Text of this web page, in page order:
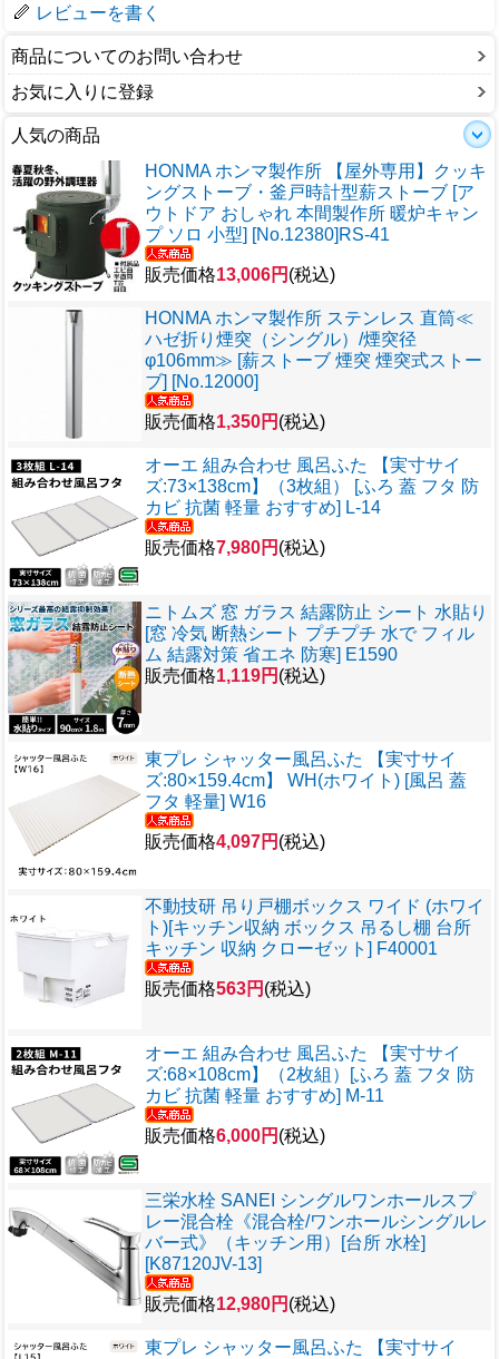
レビューを書く
商品についてのお問い合わせ
お気に入りに登録
人気の商品
HONMA ホンマ製作所 【屋外専用】クッキ
ングストーブ・釜戸時計型薪ストーブ [ア
ウトドア おしゃれ 本間製作所 暖炉キャン
プ ソロ 小型] [No.12380]RS-41
販売価格13,006円 (税込)
HONMA ホンマ製作所 ステンレス 直筒≪
ハゼ折り煙突（シングル）/煙突径
φ106mm≫ [薪ストーブ 煙突 煙突式ストー
ブ] [No.12000]
販売価格1,350円 (税込)
オーエ 組み合わせ 風呂ふた 【実寸サイ
ズ:73×138cm】（3枚組） [ふろ 蓋 フタ 防
カビ 抗菌 軽量 おすすめ] L-14
販売価格7,980円 (税込)
ニトムズ 窓 ガラス 結露防止 シート 水貼り
[窓 冷気 断熱シート プチプチ 水で フィル
ム 結露対策 省エネ 防寒] E1590
販売価格1,119円 (税込)
東プレ シャッター風呂ふた 【実寸サイ
ズ:80×159.4cm】 WH(ホワイト) [風呂 蓋
フタ 軽量] W16
販売価格4,097円 (税込)
不動技研 吊り戸棚ボックス ワイド (ホワイ
ト)[キッチン収納 ボックス 吊るし棚 台所
キッチン 収納 クローゼット] F40001
販売価格563円 (税込)
オーエ 組み合わせ 風呂ふた 【実寸サイ
ズ:68×108cm】（2枚組）[ふろ 蓋 フタ 防
カビ 抗菌 軽量 おすすめ] M-11
販売価格6,000円 (税込)
三栄水栓 SANEI シングルワンホールスプ
レー混合栓《混合栓/ワンホールシングルレ
バー式》（キッチン用）[台所 水栓]
[K87120JV-13]
販売価格12,980円 (税込)
東プレ シャッター風呂ふた 【実寸サイ